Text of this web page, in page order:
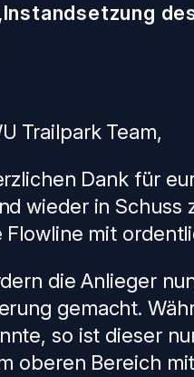
Trailpark Team,
Dank für
wieder in Schuss
Flowline mit
die Anlieger
gemacht.
so ist dieser
oberen Bereich